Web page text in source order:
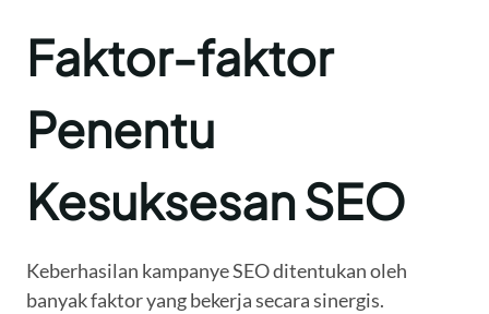
Faktor-faktor
Penentu
Kesuksesan SEO
Keberhasilan kampanye SEO ditentukan oleh
banyak faktor yang bekerja secara sinergis.